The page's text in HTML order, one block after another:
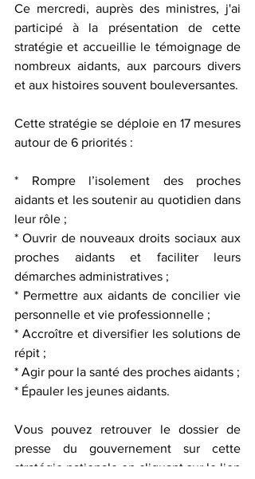
Ce mercredi, auprès des ministres, j'ai
participé à la présentation de cette
stratégie et accueillie le témoignage de
nombreux aidants, aux parcours divers
et aux histoires souvent bouleversantes.
Cette stratégie se déploie en 17 mesures
autour de 6 priorités :
* Rompre l’isolement des proches
aidants et les soutenir au quotidien dans
leur rôle ;
* Ouvrir de nouveaux droits sociaux aux
proches aidants et faciliter leurs
démarches administratives ;
* Permettre aux aidants de concilier vie
personnelle et vie professionnelle ;
* Accroître et diversifier les solutions de
répit ;
* Agir pour la santé des proches aidants ;
* Épauler les jeunes aidants.
Vous pouvez retrouver le dossier de
presse du gouvernement sur cette
stratégie nationale en cliquant sur le lien